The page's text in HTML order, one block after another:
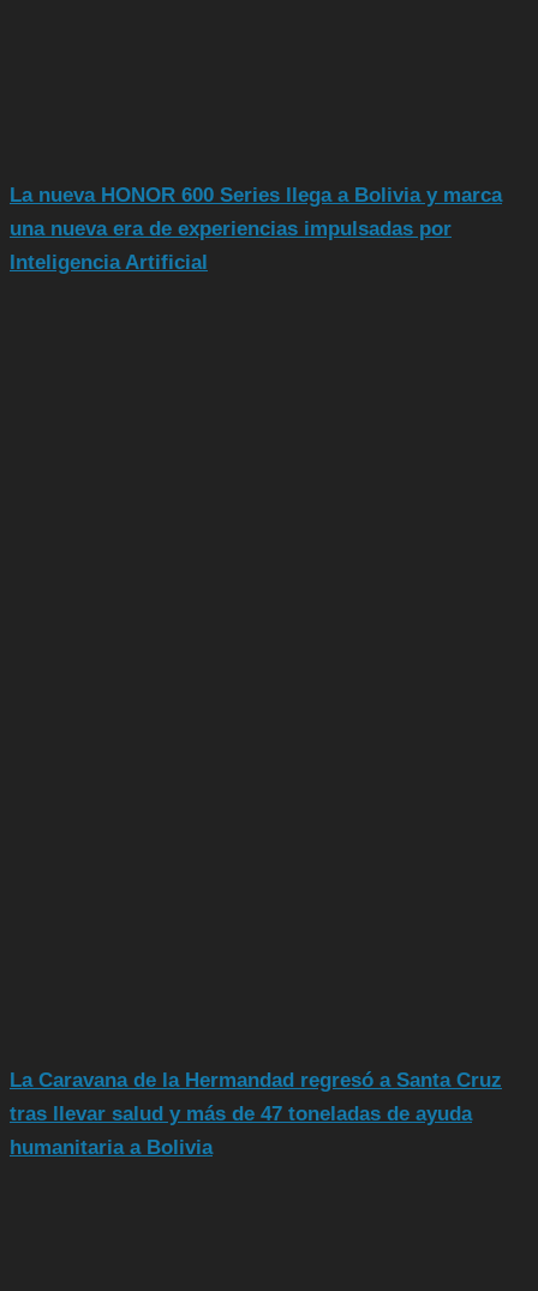
La nueva HONOR 600 Series llega a Bolivia y marca
una nueva era de experiencias impulsadas por
Inteligencia Artificial
La Caravana de la Hermandad regresó a Santa Cruz
tras llevar salud y más de 47 toneladas de ayuda
humanitaria a Bolivia